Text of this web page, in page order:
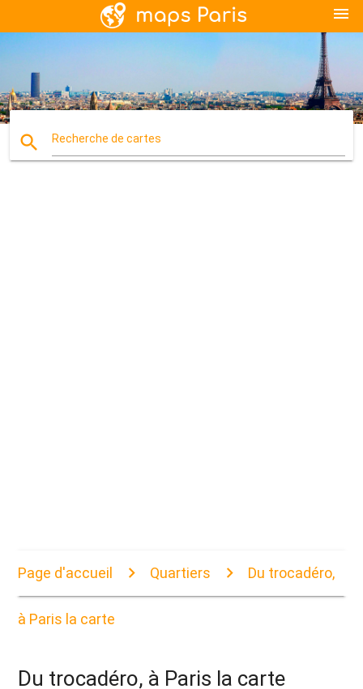
menu
search Recherche de cartes
Page d'accueil Quartiers Du trocadéro,
à Paris la carte
Du trocadéro, à Paris la carte